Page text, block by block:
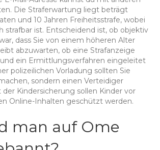
Die Straferwartung liegt beträgt
und 10 Jahren Freiheitsstrafe, wobei
strafbar ist. Entscheidend ist, ob objektiv
dass Sie von einem höheren Alter
abzuwarten, ob eine Strafanzeige
ein Ermittlungsverfahren eingeleitet
polizeilichen Vorladung sollten Sie
sondern einen Verteidiger
Kindersicherung sollen Kinder vor
Online-Inhalten geschützt werden.
man auf Ome